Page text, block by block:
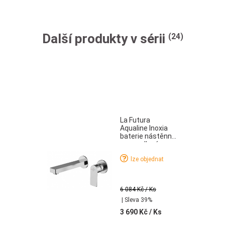
Další produkty v sérii (24)
La Futura
Aqualine Inoxia
baterie nástěnná
umyvadlová
podomítkového
6 084 Kč/ Ks
| Sleva 39%
3 690 Kč/ Ks
lze objednat